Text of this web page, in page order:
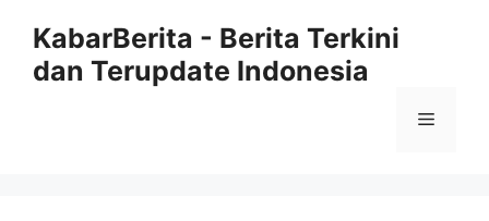
KabarBerita - Berita Terkini
dan Terupdate Indonesia
Menu